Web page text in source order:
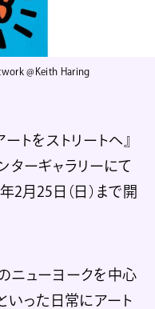
@Keith Haring
トをストリートへ』
ターギャラリーにて
2月25日（日）まで開
ニューヨークを中心
いった日常にアート